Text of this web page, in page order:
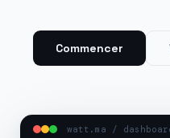
Commencer
watt.ma /